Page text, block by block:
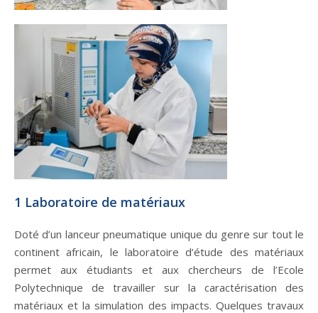
1 Laboratoire de matériaux
Doté d’un lanceur pneumatique unique du genre sur tout le
continent africain, le laboratoire d’étude des matériaux
permet aux étudiants et aux chercheurs de l’Ecole
Polytechnique de travailler sur la caractérisation des
matériaux et la simulation des impacts. Quelques travaux